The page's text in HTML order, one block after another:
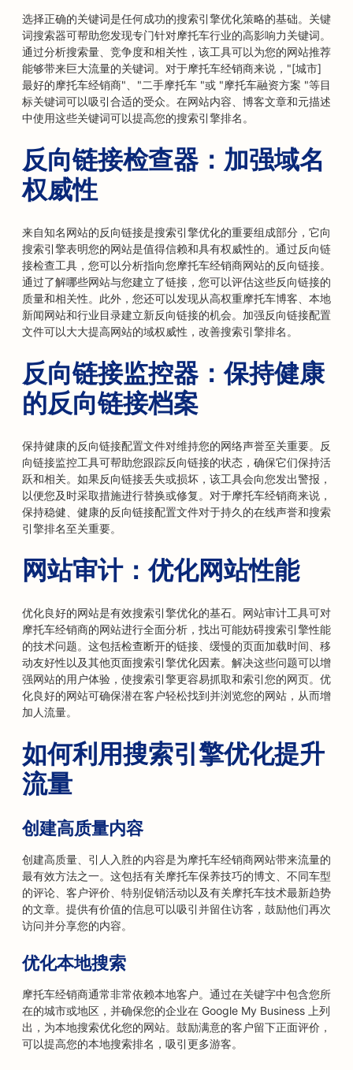
选择正确的关键词是任何成功的搜索引擎优化策略的基础。关键
词搜索器可帮助您发现专门针对摩托车行业的高影响力关键词。
通过分析搜索量、竞争度和相关性，该工具可以为您的网站推荐
能够带来巨大流量的关键词。对于摩托车经销商来说，"[城市]
最好的摩托车经销商"、"二手摩托车 "或 "摩托车融资方案 "等目
标关键词可以吸引合适的受众。在网站内容、博客文章和元描述
中使用这些关键词可以提高您的搜索引擎排名。
反向链接检查器：加强域名
权威性
来自知名网站的反向链接是搜索引擎优化的重要组成部分，它向
搜索引擎表明您的网站是值得信赖和具有权威性的。通过反向链
接检查工具，您可以分析指向您摩托车经销商网站的反向链接。
通过了解哪些网站与您建立了链接，您可以评估这些反向链接的
质量和相关性。此外，您还可以发现从高权重摩托车博客、本地
新闻网站和行业目录建立新反向链接的机会。加强反向链接配置
文件可以大大提高网站的域权威性，改善搜索引擎排名。
反向链接监控器：保持健康
的反向链接档案
保持健康的反向链接配置文件对维持您的网络声誉至关重要。反
向链接监控工具可帮助您跟踪反向链接的状态，确保它们保持活
跃和相关。如果反向链接丢失或损坏，该工具会向您发出警报，
以便您及时采取措施进行替换或修复。对于摩托车经销商来说，
保持稳健、健康的反向链接配置文件对于持久的在线声誉和搜索
引擎排名至关重要。
网站审计：优化网站性能
优化良好的网站是有效搜索引擎优化的基石。网站审计工具可对
摩托车经销商的网站进行全面分析，找出可能妨碍搜索引擎性能
的技术问题。这包括检查断开的链接、缓慢的页面加载时间、移
动友好性以及其他页面搜索引擎优化因素。解决这些问题可以增
强网站的用户体验，使搜索引擎更容易抓取和索引您的网页。优
化良好的网站可确保潜在客户轻松找到并浏览您的网站，从而增
加人流量。
如何利用搜索引擎优化提升
流量
创建高质量内容
创建高质量、引人入胜的内容是为摩托车经销商网站带来流量的
最有效方法之一。这包括有关摩托车保养技巧的博文、不同车型
的评论、客户评价、特别促销活动以及有关摩托车技术最新趋势
的文章。提供有价值的信息可以吸引并留住访客，鼓励他们再次
访问并分享您的内容。
优化本地搜索
摩托车经销商通常非常依赖本地客户。通过在关键字中包含您所
在的城市或地区，并确保您的企业在 Google My Business 上列
出，为本地搜索优化您的网站。鼓励满意的客户留下正面评价，
可以提高您的本地搜索排名，吸引更多游客。